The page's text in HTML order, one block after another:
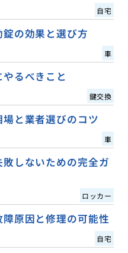
自宅
の効果と選び方
車
るべきこと
鍵交換
と業者選びのコツ
車
しないための完全ガ
ロッカー
原因と修理の可能性
自宅